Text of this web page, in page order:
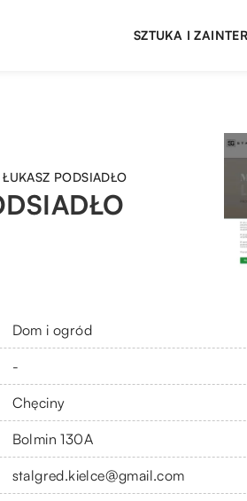
SZTUKA I
ŁUKASZ PODSIADŁO
Dom i ogród
-
Chęciny
Bolmin 130A
stalgred.kielce@gmail.com